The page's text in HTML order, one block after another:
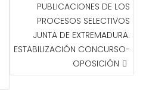
PUBLICACIONES DE LOS
PROCESOS SELECTIVOS
JUNTA DE EXTREMADURA.
ESTABILIZACIÓN CONCURSO-
OPOSICIÓN